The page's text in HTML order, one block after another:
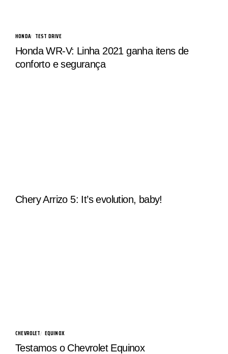
HONDA TEST DRIVE
Honda WR-V: Linha 2021 ganha itens de
conforto e segurança
Chery Arrizo 5: It’s evolution, baby!
CHEVROLET EQUINOX
Testamos o Chevrolet Equinox